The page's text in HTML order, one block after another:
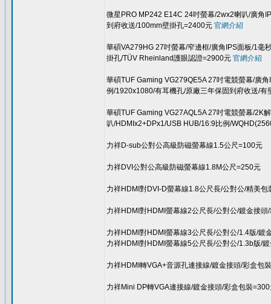
微星PRO MP242 E14C 24吋螢幕/2wx2喇叭/廣角
到府收送/100mm壁掛孔=2400元 官網介紹
華碩VA279HG 27吋螢幕/窄邊框/廣角IPS面板/1毫
掛孔/TÜV Rheinland護眼認證=2900元 官網介紹
華碩TUF Gaming VG279QE5A 27吋電競螢幕/廣
例/1920x1080/有耳機孔/原廠三年保固到府收送/
華碩TUF Gaming VG27AQL5A 27吋電競螢幕/2K
叭/HDMIx2+DPx1/USB HUB/16:9比例/
力祥D-sub公對公高級防磁螢幕線1.5公尺=100元
力祥DVI公對公高級防磁螢幕線1.8M公尺=250元
力祥HDMI對DVI-D螢幕線1.8公尺長/公對公/精美包
力祥HDMI對HDMI螢幕線2公尺長/公對公/鍍金接
力祥HDMI對HDMI螢幕線3公尺長/公對公/1.4版/
力祥HDMI對HDMI螢幕線5公尺長/公對公/1.3b版/
力祥HDMI轉VGA+音源孔連接線/鍍金接頭/彩盒包
力祥Mini DP轉VGA連接線/鍍金接頭/彩盒包裝